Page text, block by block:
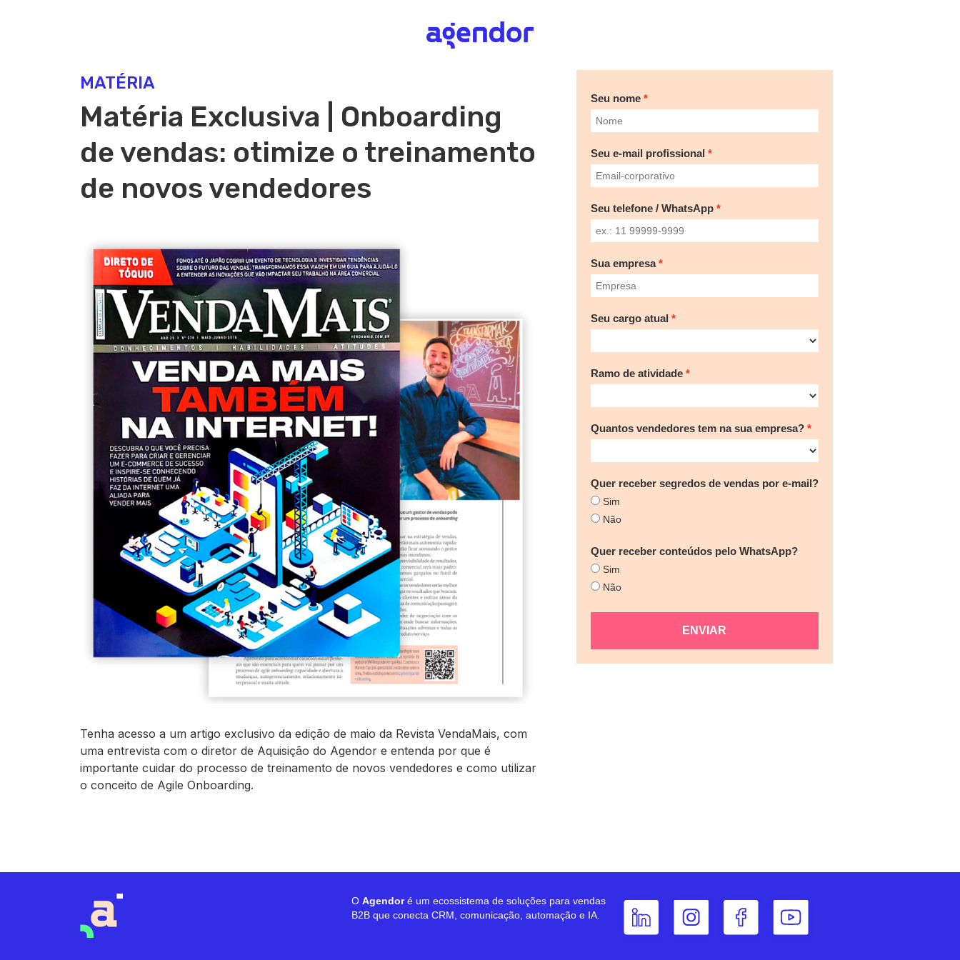
MATÉRIA
Matéria Exclusiva | Onboarding
de vendas: otimize o treiname nto
de novos vendedores
Tenha acesso a um artigo exclusivo da edição de maio da Revista VendaMais, com
uma entrevista com o diretor de Aquisição do Agendor e entenda por que é
importante cuidar do processo de treinamento de novos vendedores e como utilizar
o conceito de Agile Onboarding.
Seu nome
Seu e-mail profissional
Seu telefone / WhatsApp
Sua empresa
Seu cargo atual
Ramo de atividade
Quantos vendedores tem na sua empresa?
Quer receber segredos de vendas por e-mail?
Sim
Não
Quer receber conteúdos pelo WhatsApp?
Sim
Não
ENVIAR
O Agendoré um ecossistema de soluções para vendas
B2B que conecta CRM, comunicação, automação e IA.